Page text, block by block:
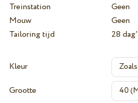
Treinstation
Geen
Mouw
Geen
Tailoring tijd
28 dag'
Kleur
Grootte